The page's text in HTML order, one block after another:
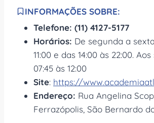
INFORMAÇÕES SOBRE:
Telefone: (11) 4127-5177
Horários: De segunda a
11:00 e das 14:00 às 22:00.
07:45 às 12:00
Site: https://
Endereço: Rua Angelina
Ferrazópolis, São Bernardo